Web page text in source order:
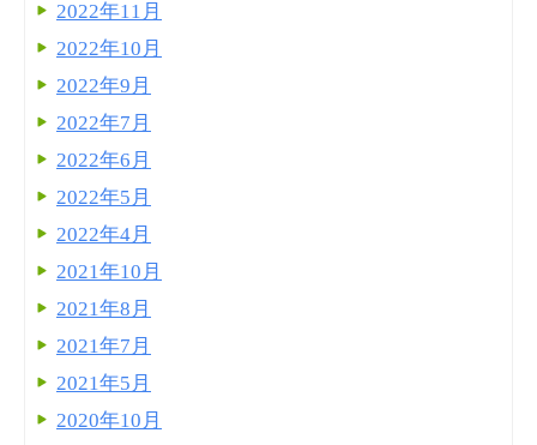
2022年11月
2022年10月
2022年9月
2022年7月
2022年6月
2022年5月
2022年4月
2021年10月
2021年8月
2021年7月
2021年5月
2020年10月